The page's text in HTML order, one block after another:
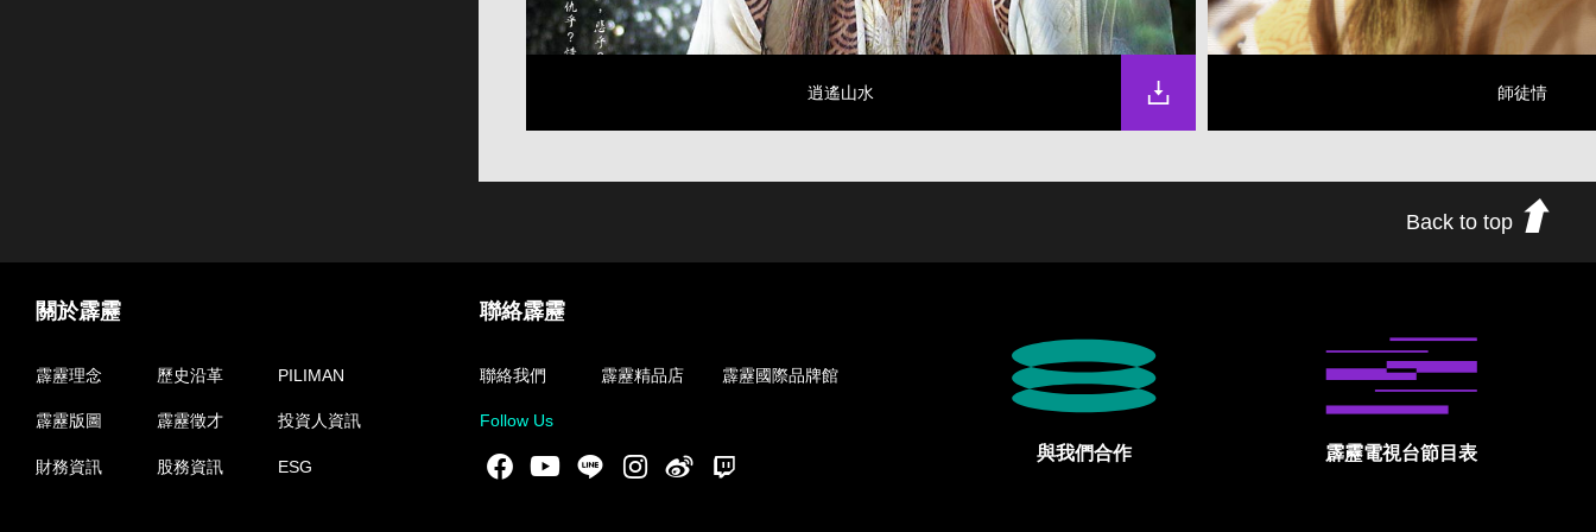
逍遙山水 師徒情
Back to top
關於霹靂
霹靂理念 歷史沿革 PILIMAN
霹靂版圖 霹靂徵才 投資人資訊
財務資訊 股務資訊 ESG
聯絡霹靂
聯絡我們 霹靂精品店 霹靂國際品牌館
Follow Us
Facebook
YoutubeLINE Instgram新浪微博 與我們合作 霹靂電視台節目表